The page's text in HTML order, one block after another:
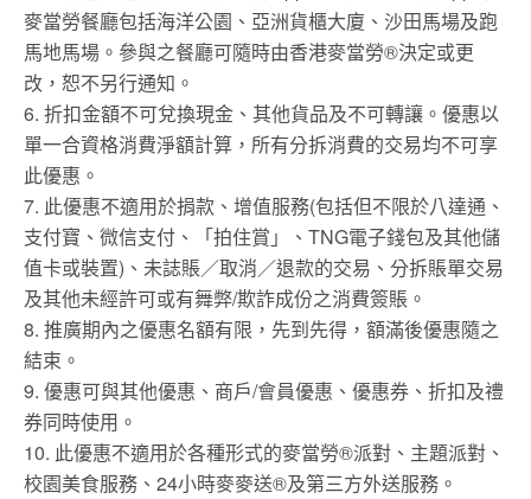
麥當勞餐廳包括海洋公園、亞洲貨櫃大廈、沙田馬場及跑
馬地馬場。參與之餐廳可隨時由香港麥當勞®決定或更
改，恕不另行通知。
6. 折扣金額不可兌換現金、其他貨品及不可轉讓。優惠以
單一合資格消費淨額計算，所有分拆消費的交易均不可享
此優惠。
7. 此優惠不適用於捐款、增值服務(包括但不限於八達通、
支付寶、微信支付、「拍住賞」、TNG電子錢包及其他儲
值卡或裝置)、未誌賬／取消／退款的交易、分拆賬單交易
及其他未經許可或有舞弊/欺詐成份之消費簽賬。
8. 推廣期內之優惠名額有限，先到先得，額滿後優惠隨之
結束。
9. 優惠可與其他優惠、商戶/會員優惠、優惠券、折扣及禮
券同時使用。
10. 此優惠不適用於各種形式的麥當勞®派對、主題派對、
校園美食服務、24小時麥麥送®及第三方外送服務。